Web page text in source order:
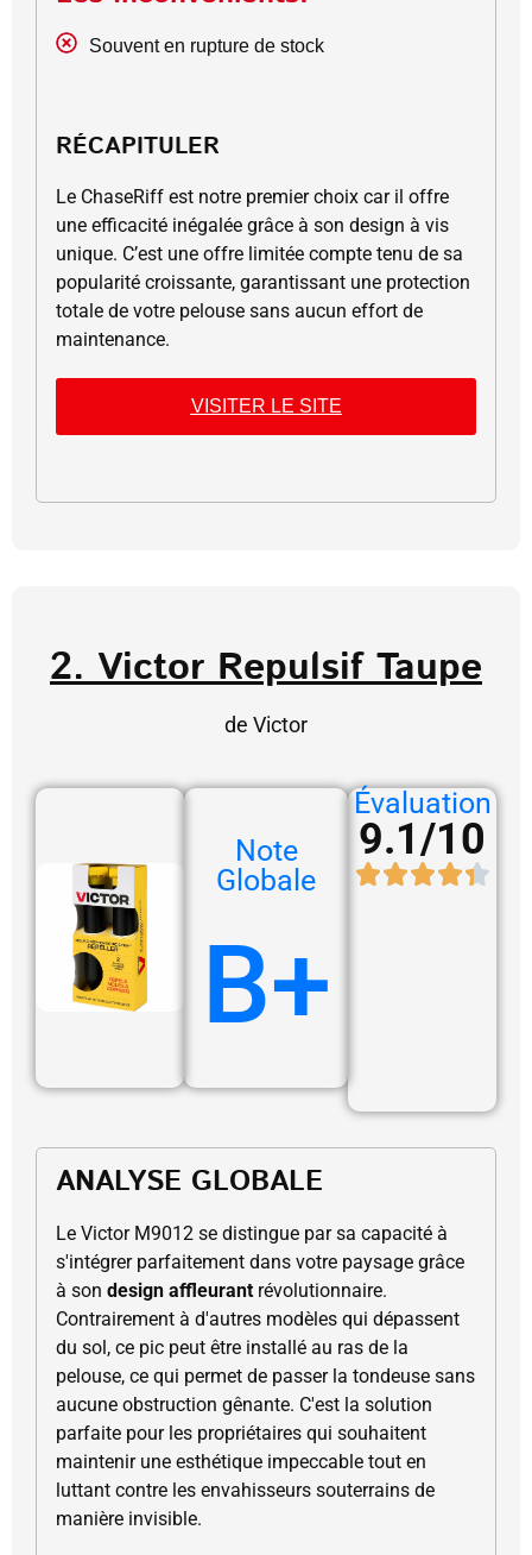
Souvent en rupture de stock
RÉCAPITULER
Le ChaseRiff est notre premier choix car il offre
une efficacité inégalée grâce à son design à vis
unique. C’est une offre limitée compte tenu de sa
popularité croissante, garantissant une protection
totale de votre pelouse sans aucun effort de
maintenance.
VISITER LE SITE
2. Victor Repulsif Taupe
de Victor
Note
Globale
B+
Évaluation
9.1/10
ANALYSE GLOBALE
Le Victor M9012 se distingue par sa capacité à
s'intégrer parfaitement dans votre paysage grâce
à son design affleurant révolutionnaire.
Contrairement à d'autres modèles qui dépassent
du sol, ce pic peut être installé au ras de la
pelouse, ce qui permet de passer la tondeuse sans
aucune obstruction gênante. C'est la solution
parfaite pour les propriétaires qui souhaitent
maintenir une esthétique impeccable tout en
luttant contre les envahisseurs souterrains de
manière invisible.